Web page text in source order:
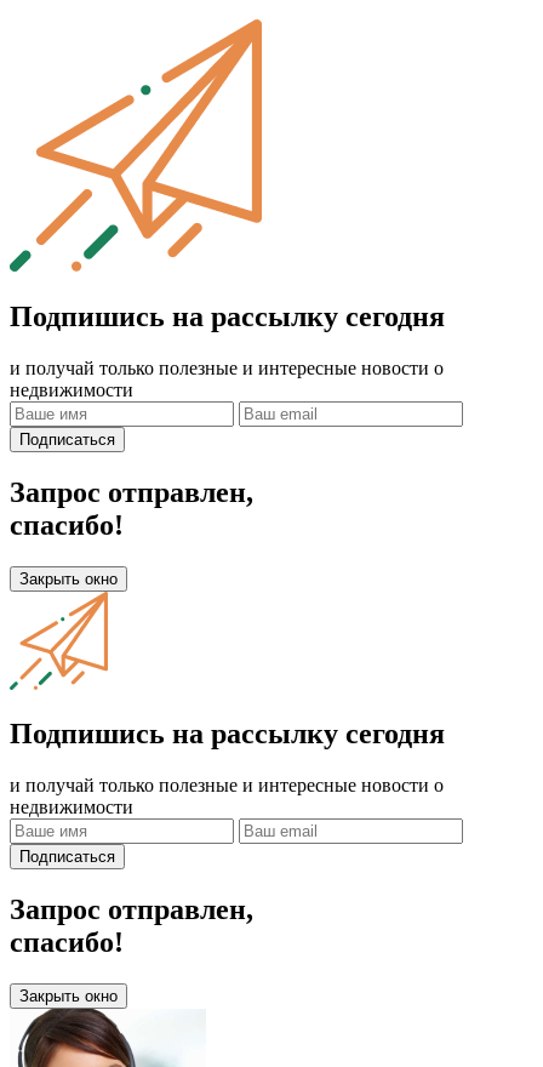
Подпишись на рассылку сегодня
и получай только полезные и интересные новости о
недвижимости
Подписаться
Запрос отправлен,
спасибо!
Закрыть окно
Подпишись на рассылку сегодня
и получай только полезные и интересные новости о
недвижимости
Подписаться
Запрос отправлен,
спасибо!
Закрыть окно